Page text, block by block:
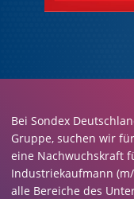
Bei Sondex
Gruppe, suchen wir
eine Nachwuchskraft
Industriekaufmann
alle Bereiche des